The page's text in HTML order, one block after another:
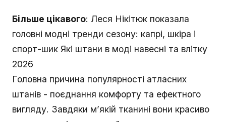
Більше цікавого: Леся Нікітюк показала
головні модні тренди сезону: капрі, шкіра і
спорт-шик Які штани в моді навесні та влітку
2026
Головна причина популярності атласних
штанів - поєднання комфорту та ефектного
вигляду. Завдяки м’якій тканині вони красиво